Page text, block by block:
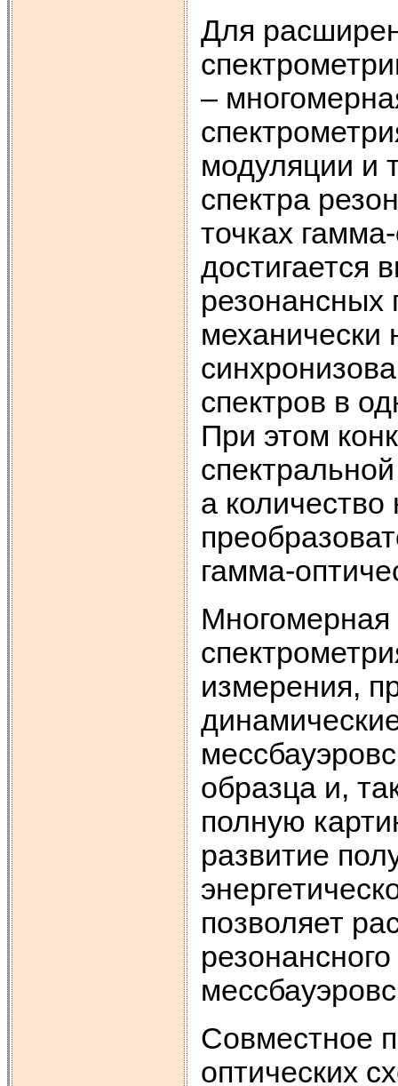
Для
–
модуляции и
спектра
точках
достигается
резонансных
механически
спектров в
При этом
а
гамма-
Многомерная
измерения,
образца и,
полную
развитие
позволяет
Совместное
оптических